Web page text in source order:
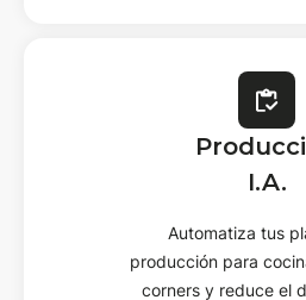
I.A.
Automatiza tus
producción para
corners y reduce el